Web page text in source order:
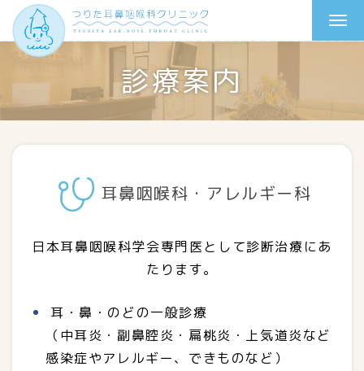
診療案内
耳鼻咽喉科・アレルギー科
日本耳鼻咽喉科学会専門医として診断治療にあ
たります。
耳・鼻・のどの一般診療
（中耳炎・副鼻腔炎・扁桃炎・上気道炎など
感染症やアレルギー、できものなど）